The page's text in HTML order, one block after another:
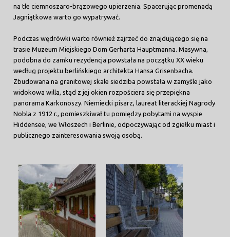
na tle ciemnoszaro-brązowego upierzenia. Spacerując promenadą
Jagniątkowa warto go wypatrywać.
Podczas wędrówki warto również zajrzeć do znajdującego się na
trasie Muzeum Miejskiego Dom Gerharta Hauptmanna. Masywna,
podobna do zamku rezydencja powstała na początku XX wieku
według projektu berlińskiego architekta Hansa Grisenbacha.
Zbudowana na granitowej skale siedziba powstała w zamyśle jako
widokowa willa, stąd z jej okien rozpościera się przepiękna
panorama Karkonoszy. Niemiecki pisarz, laureat literackiej Nagrody
Nobla z 1912 r., pomieszkiwał tu pomiędzy pobytami na wyspie
Hiddensee, we Włoszech i Berlinie, odpoczywając od zgiełku miast i
publicznego zainteresowania swoją osobą.